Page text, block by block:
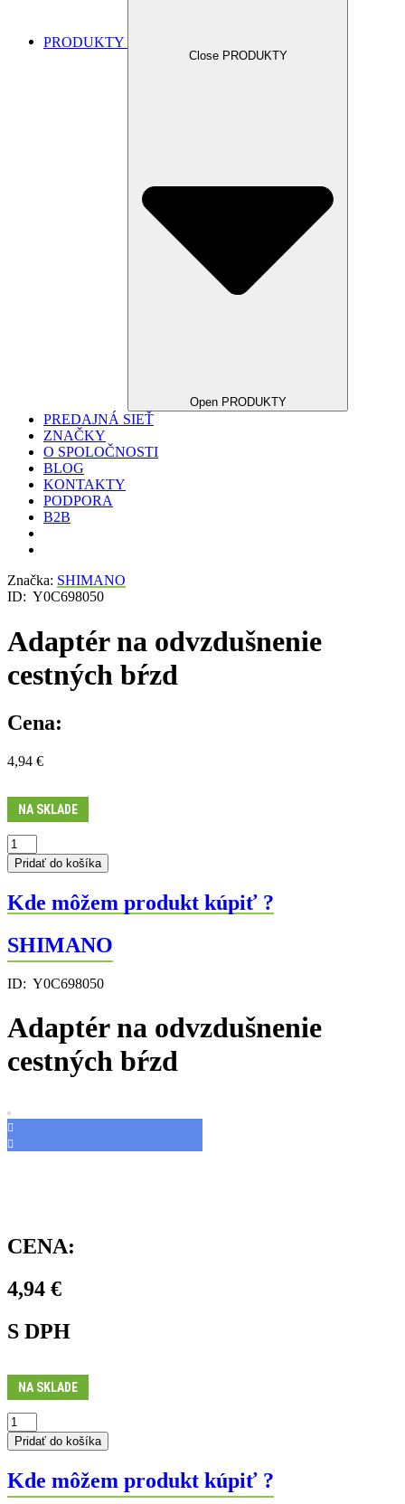
PRODUKTY
Close PRODUKTY
Open PRODUKTY
PREDAJNÁ SIEŤ
ZNAČKY
O SPOLOČNOSTI
BLOG
KONTAKTY
PODPORA
B2B
Značka: SHIMANO
ID: Y0C698050
Adaptér na odvzdušnenie
cestných bŕzd
Cena:
4,94 €
NA SKLADE
množstvo
Adaptér
na
cestných
Pridať do košíka
Kde môžem produkt kúpiť ?
SHIMANO
ID: Y0C698050
Adaptér na odvzdušnenie
cestných bŕzd
CENA:
4,94 €
S DPH
NA SKLADE
množstvo
Adaptér
na
cestných
Pridať do košíka
Kde môžem produkt kúpiť ?